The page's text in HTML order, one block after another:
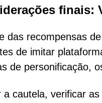
finais:
das recompensas
de imitar
de personificação,
a cautela, verificar